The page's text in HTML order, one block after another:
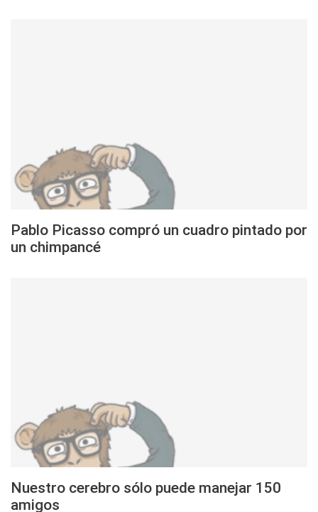
Pablo Picasso compró un cuadro pintado por
un chimpancé
Nuestro cerebro sólo puede manejar 150
amigos